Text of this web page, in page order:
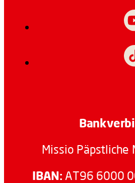
Missio Päpstliche
IBAN: AT96 6000